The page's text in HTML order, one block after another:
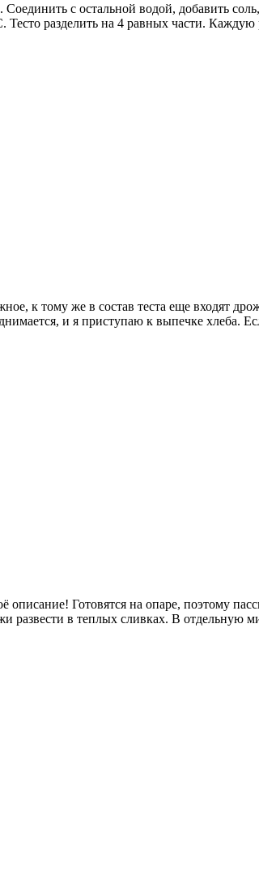
с остальной водой, добавить
разделить на 4 равных части.
к тому же в состав теста еще входят
и я приступаю к выпечке хлеба.
Готовятся на опаре, поэтому
в теплых сливках. В отдельную